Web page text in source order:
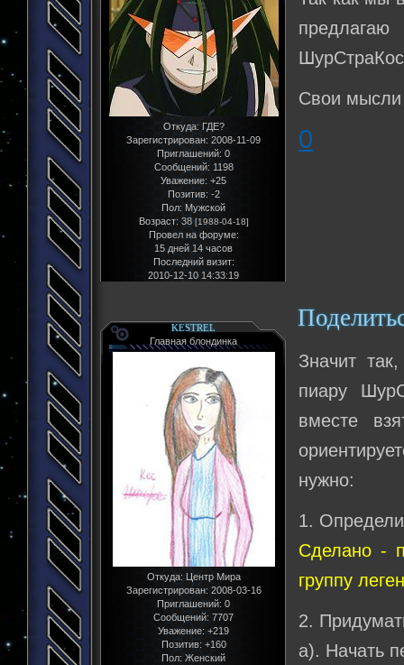
Откуда: ГДЕ?
Зарегистрирован: 2008-11-09
Приглашений: 0
Сообщений: 1198
Уважение: +25
Позитив: -2
Пол: Мужской
Возраст: 38[1988-04-18]
Провел на форуме:
15 дней 14 часов
Последний визит:
2010-12-10 14:33:19
Свои
0
KESTREL
Главная блондинка
Откуда:Центр Мира
Зарегистрирован: 2008-03-16
Приглашений: 0
Сообщений: 7707
Уважение: +219
Позитив: +160
Пол:Женский
Значит
пиару
вместе
нужно:
1.
Сделано -
группу
2.
а). Начать